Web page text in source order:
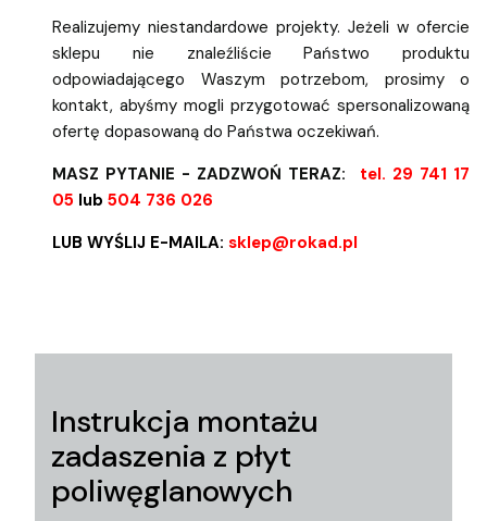
Realizujemy niestandardowe projekty. Jeżeli w ofercie
sklepu nie znaleźliście Państwo produktu
odpowiadającego Waszym potrzebom, prosimy o
kontakt, abyśmy mogli przygotować spersonalizowaną
ofertę dopasowaną do Państwa oczekiwań.
MASZ PYTANIE - ZADZWOŃ TERAZ: tel. 29 741 17
05 lub 504 736 026
LUB WYŚLIJ E-MAILA: sklep@rokad.pl
Instrukcja montażu
zadaszenia z płyt
poliwęglanowych